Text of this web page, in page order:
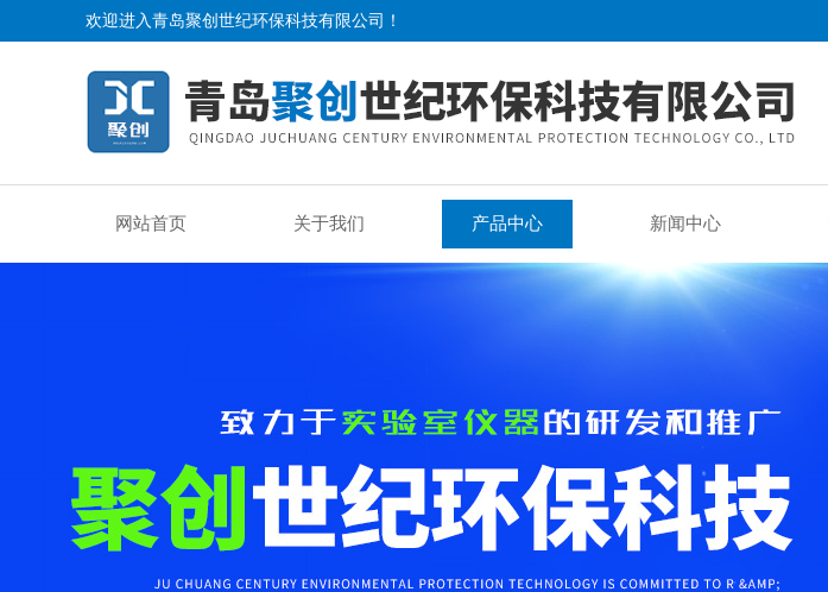
欢迎进入青岛聚创世纪环保科技有限公司！
网站首页 关于我们 产品中心 新闻中心